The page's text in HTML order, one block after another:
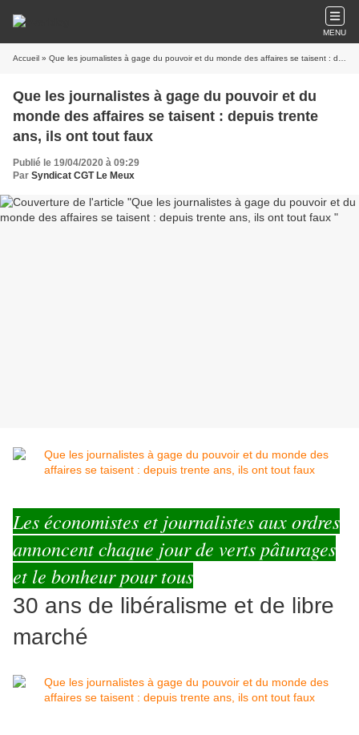
MENU
Accueil » Que les journalistes à gage du pouvoir et du monde des affaires se taisent : depuis trente ans, ils ont tout faux
Que les journalistes à gage du pouvoir et du
monde des affaires se taisent : depuis trente
ans, ils ont tout faux
Publié le 19/04/2020 à 09:29
Par Syndicat CGT Le Meux
Les économistes et journalistes aux ordres
annoncent chaque jour de verts pâturages
et le bonheur pour tous
30 ans de libéralisme et de libre
marché